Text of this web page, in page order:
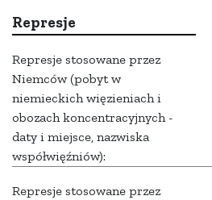
Represje
Represje stosowane przez
Niemców (pobyt w
niemieckich więzieniach i
obozach koncentracyjnych -
daty i miejsce, nazwiska
współwięźniów):
Represje stosowane przez